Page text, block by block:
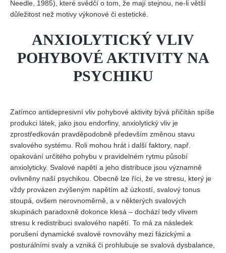
Needle, 1985), které svědčí o tom, že mají stejnou, ne-li větší
důležitost než motivy výkonové či estetické.
ANXIOLYTICKÝ VLIV
POHYBOVÉ AKTIVITY NA
PSYCHIKU
Zatímco antidepresivní vliv pohybové aktivity bývá přičítán spíše
produkci látek, jako jsou endorfiny, anxiolytický vliv je
zprostředkován pravděpodobně především změnou stavu
svalového systému. Roli mohou hrát i další faktory, např.
opakování určitého pohybu v pravidelném rytmu působí
anxiolyticky. Svalové napětí a jeho distribuce jsou významně
ovlivněny naší psychikou. Obecně lze říci, že ve stresu, který je
vždy provázen zvýšeným napětím až úzkostí, svalový tonus
stoupá, ovšem nerovnoměrně, a v některých svalových
skupinách paradoxně dokonce klesá – dochází tedy vlivem
stresu k redistribuci svalového napětí. To má za následek
porušení dynamické svalové rovnováhy mezi fázickými a
posturálními svaly a vzniká či prohlubuje se svalová dysbalance,